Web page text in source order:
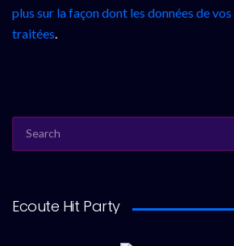
plus sur la façon dont les données de
traitées.
FOR:
Ecoute Hit Party